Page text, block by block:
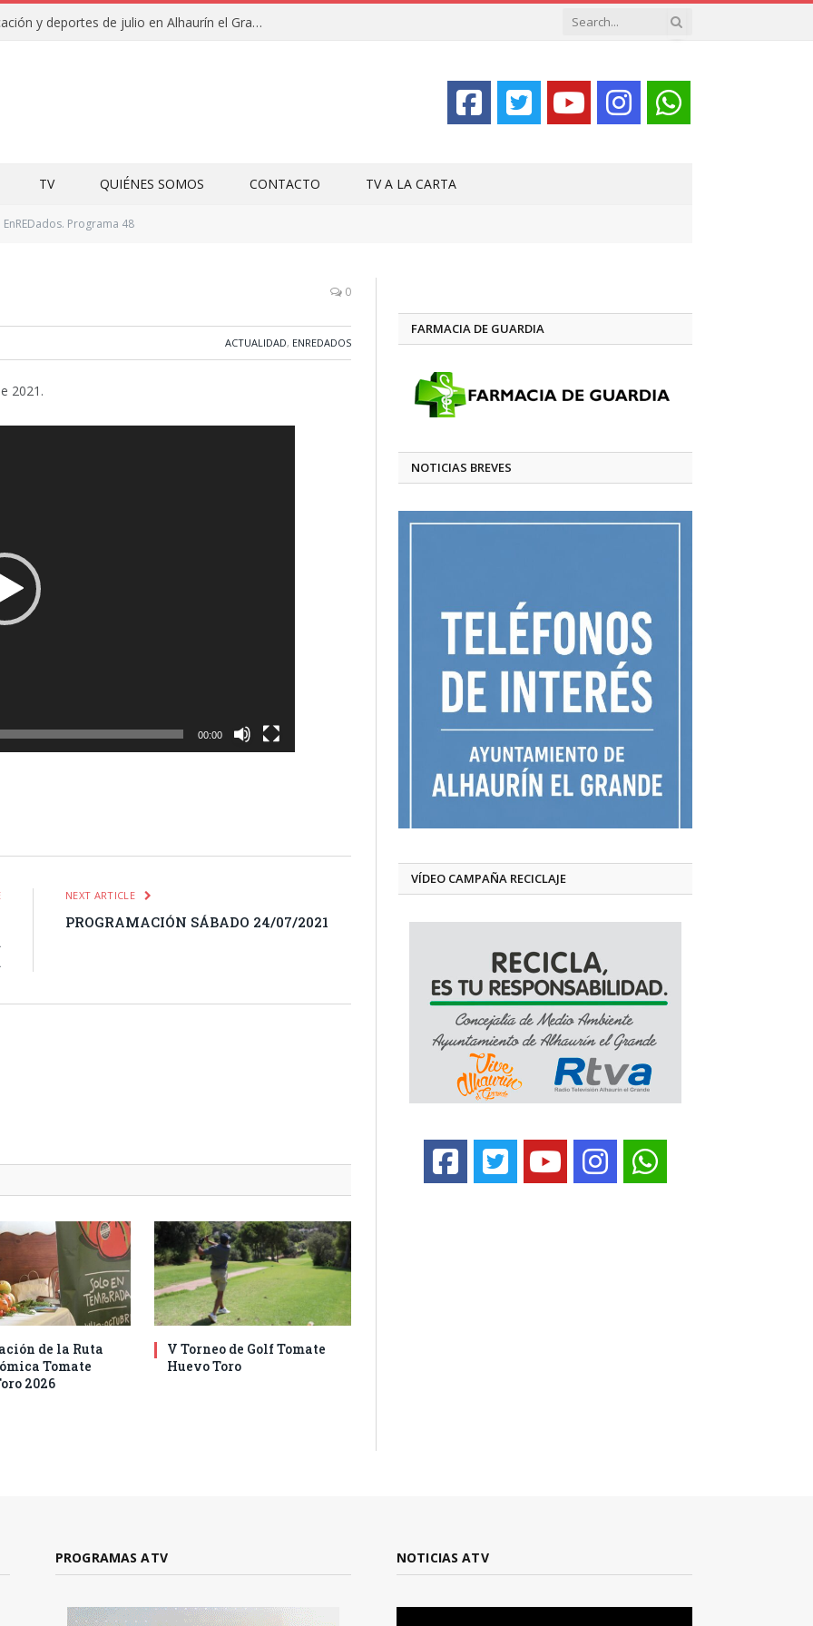
Campamentos de educación y deportes de julio en Alhaurín el Grande y Villa del Guadalhorce
TV QUIÉNES SOMOS CONTACTO TV A LA CARTA
EnREDados. Programa 48
0
ACTUALIDAD, ENREDADOS
2021.
00:00
NEXT ARTICLE
PROGRAMACIÓN SÁBADO 24/07/2021
de la Ruta
Tomate
2026
V Torneo de Golf Tomate
Huevo Toro
FARMACIA DE GUARDIA
NOTICIAS BREVES
VÍDEO CAMPAÑA RECICLAJE
PROGRAMAS ATV NOTICIAS ATV